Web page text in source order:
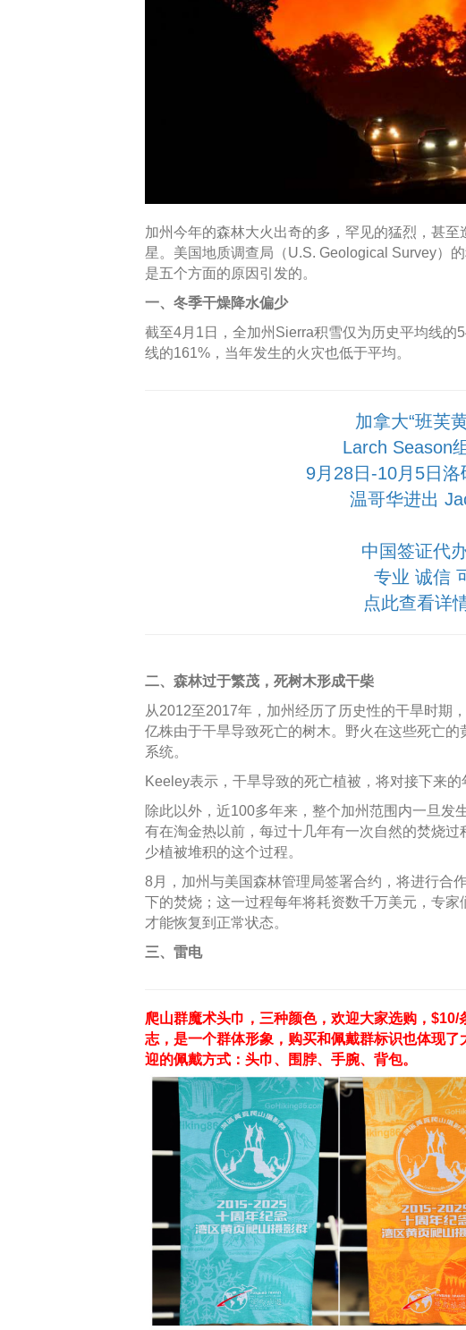
加州今年的森林大火出奇的多，罕见的猛烈，甚
星。美国地质调查局（U.S. Geological Survey）
是五个方面的原因引发的。
一、冬季干燥降水偏少
截至4月1日，全加州Sierra积雪仅为历史平均线的
线的161%，当年发生的火灾也低于平均。
加拿大“班芙
Larch Season
9月28日-10月5日
温哥华进出
中国签证代
专业 诚信
点此查看详
二、森林过于繁茂，死树木形成干柴
从2012至2017年，加州经历了历史性的干旱时期
亿株由于干旱导致死亡的树木。野火在这些死亡
系统。
Keeley表示，干旱导致的死亡植被，将对接下来的
除此以外，近100多年来，整个加州范围内一旦发
有在淘金热以前，每过十几年有一次自然的焚烧
少植被堆积的这个过程。
8月，加州与美国森林管理局签署合约，将进行合
下的焚烧；这一过程每年将耗资数千万美元，专家
才能恢复到正常状态。
三、雷电
爬山群魔术头巾，三种颜色，欢迎大家选购，
志，是一个群体形象，购买和佩戴群标识也体现
迎的佩戴方式：头巾、围脖、手腕、背包。